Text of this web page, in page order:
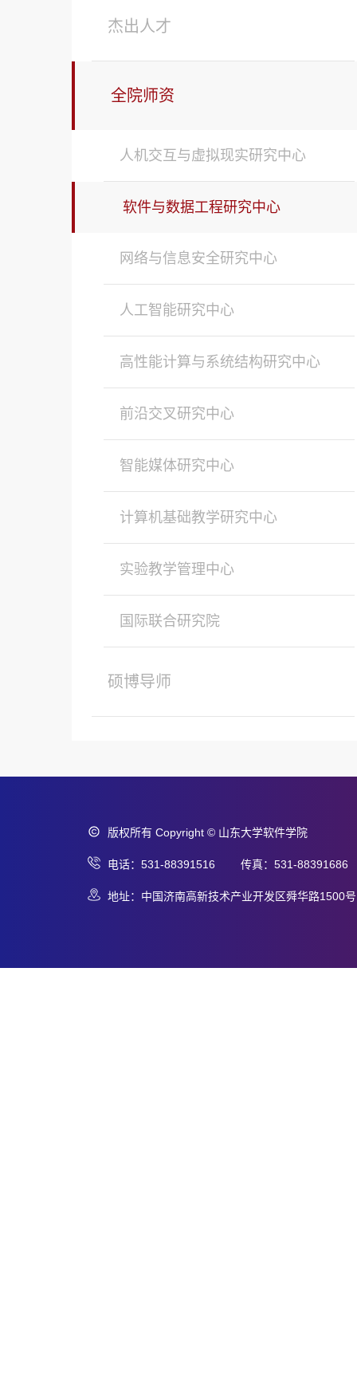
杰出人才
全院师资
人机交互与虚拟现实研究中心
软件与数据工程研究中心
网络与信息安全研究中心
人工智能研究中心
高性能计算与系统结构研究中心
前沿交叉研究中心
智能媒体研究中心
计算机基础教学研究中心
实验教学管理中心
国际联合研究院
硕博导师
版权所有 Copyright © 山东大学软件学院
电话：531-88391516 传真：531-88391686
地址：中国济南高新技术产业开发区舜华路